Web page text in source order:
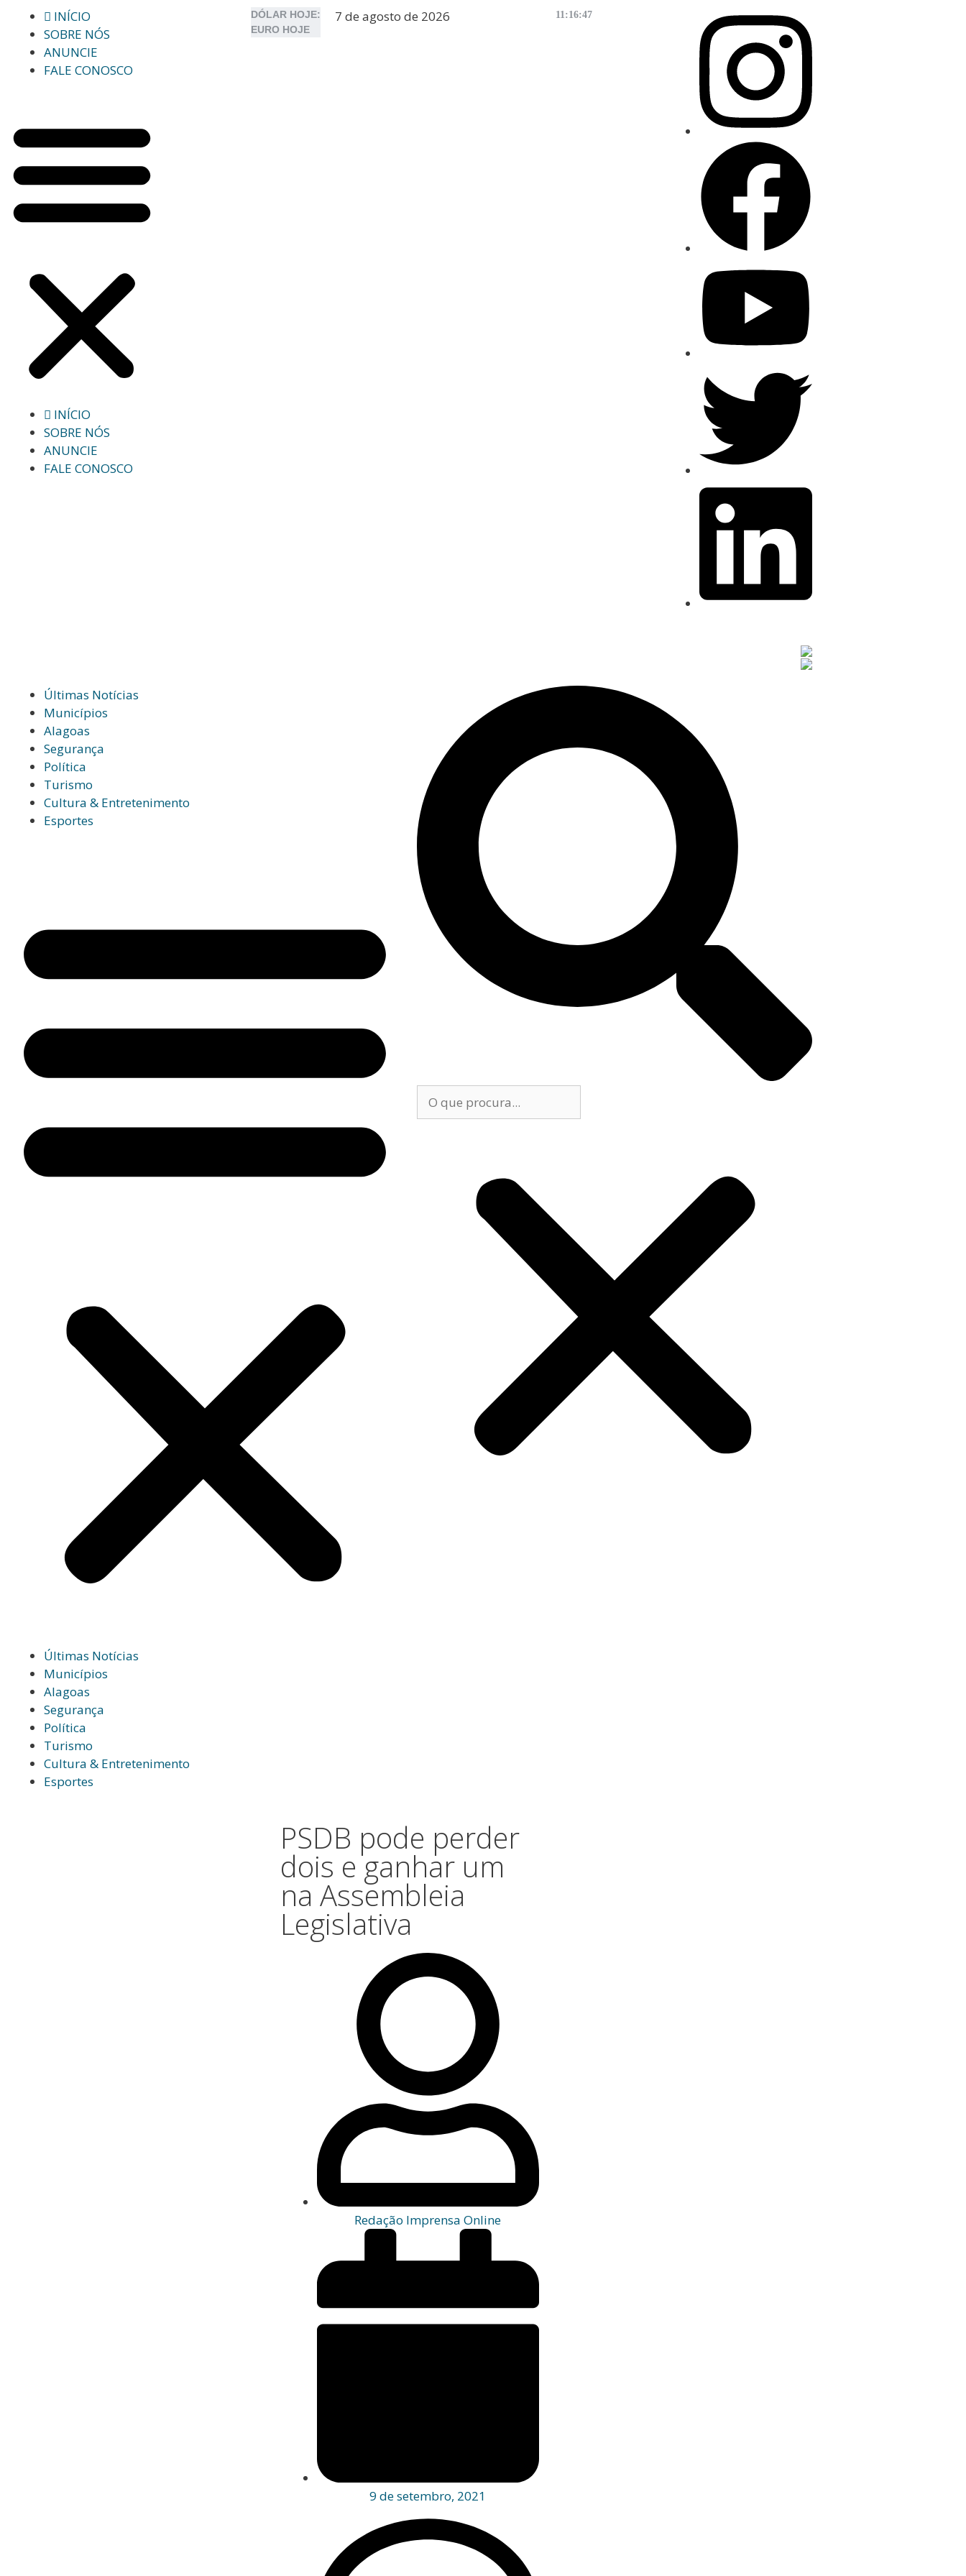
INÍCIO
SOBRE NÓS
ANUNCIE
FALE CONOSCO
INÍCIO
SOBRE NÓS
ANUNCIE
FALE CONOSCO
DÓLAR HOJE:
EURO HOJE
7 de agosto de 2026 11:16:48
Últimas Notícias
Municípios
Alagoas
Segurança
Política
Turismo
Cultura & Entretenimento
Esportes
Últimas Notícias
Municípios
Alagoas
Segurança
Política
Turismo
Cultura & Entretenimento
Esportes
PSDB pode perder
dois e ganhar um
na Assembleia
Legislativa
Redação Imprensa Online
9 de setembro, 2021